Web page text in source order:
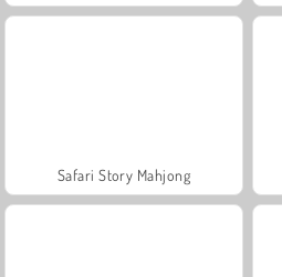
Safari Story Mahjong